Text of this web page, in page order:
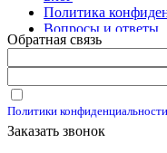
Политика
Вопросы и ответы
Контакты
Обратная связь
Политики конфиденциальности
Заказать звонок